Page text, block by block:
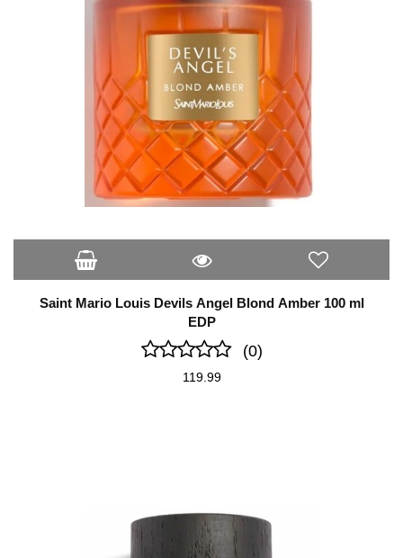
Saint Mario Louis Devils Angel Blond Amber 100 ml
EDP
(0)
119.99